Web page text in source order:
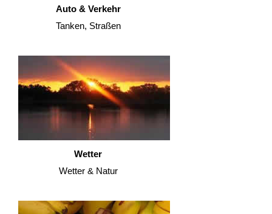
Auto & Verkehr
Tanken, Straßen
Wetter
Wetter & Natur